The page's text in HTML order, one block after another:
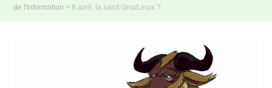
de l'information >8 avril, la saint Gnu/Linux ?